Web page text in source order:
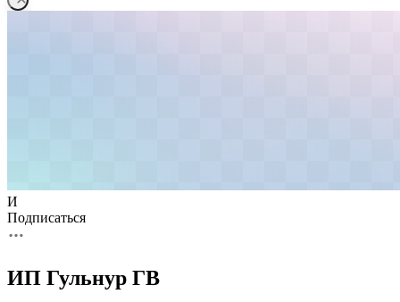
И
Подписаться
ИП Гульнур ГВ